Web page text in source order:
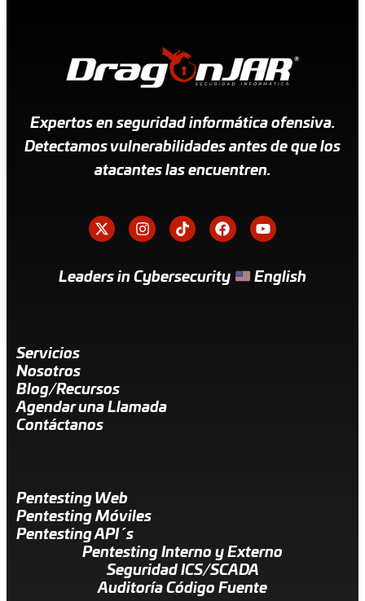
Expertos en seguridad informática ofensiva.
Detectamos vulnerabilidades antes de que los
atacantes las encuentren.
Leaders in Cybersecurity English
Servicios
Nosotros
Blog/Recursos
Agendar una Llamada
Contáctanos
Pentesting Web
Pentesting Móviles
Pentesting API´s
Pentesting Interno y Externo
Seguridad ICS/SCADA
Auditoría Código Fuente